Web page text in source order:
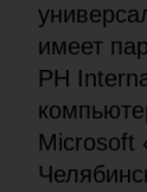
имеет
PH
Microsoft